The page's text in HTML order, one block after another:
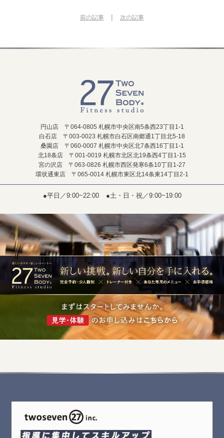
前の記事 | 次の記事
円山店 〒064-0805 札幌市中央区南5条西23丁目1-1
白石店 〒003-0023 札幌市白石区南郷通1丁目北5-18
桑園店 〒060-0007 札幌市中央区北7条西16丁目1-1
北18条店 〒001-0019 札幌市北区北19条西4丁目1-15
宮の沢店 〒063-0826 札幌市西区発寒6条10丁目1-27
環状通東店 〒065-0014 札幌市東区北14条東14丁目2-1
●平日／9:00~22:00 ●土・日・祝／9:00~19:00